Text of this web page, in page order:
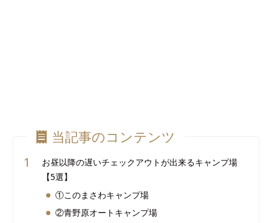
当記事のコンテンツ
お昼以降の遅いチェックアウトが出来るキャンプ場
【5選】
①このまさわキャンプ場
②青野原オートキャンプ場